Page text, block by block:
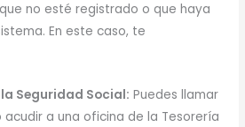
no esté registrado o que haya
En este caso, te
Seguridad Social: Puedes llamar
acudir a una oficina de la Tesorería